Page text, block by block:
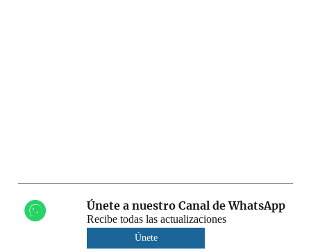
Únete a nuestro Canal de WhatsApp
Recibe todas las actualizaciones
Únete